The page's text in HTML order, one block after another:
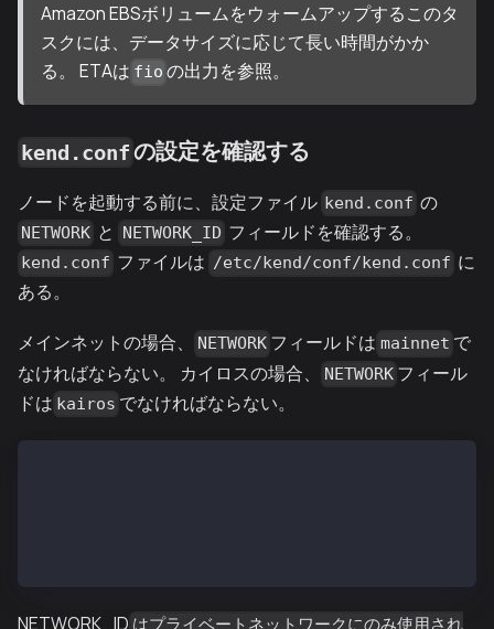
Amazon EBSボリュームをウォームアップするこのタ
スクには、データサイズに応じて長い時間がかか
る。 ETAは fio の出力を参照。
kend.confの設定を確認する
ノードを起動する前に、設定ファイル kend.conf の
NETWORK と NETWORK_ID フィールドを確認する。
kend.conf ファイルは /etc/kend/conf/kend.conf に
ある。
メインネットの場合、 NETWORK フィールドは mainnet で
なければならない。 カイロスの場合、
NETWORK フィール
ドは kairos でなければならない。
NETWORK_ID はプライベートネットワークにのみ使用され